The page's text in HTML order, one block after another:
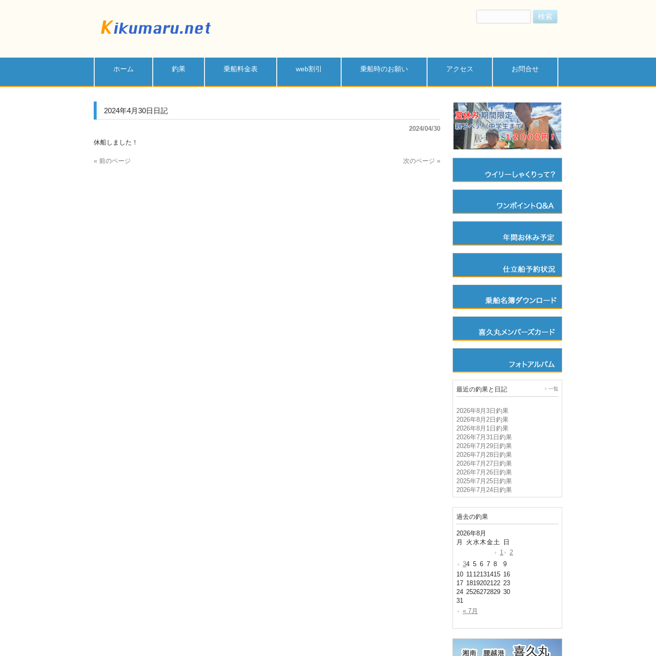
索:
ホーム 釣果 乗船料金表 web割引 乗船時のお願い アクセス お問合せ
2024年4月30日日記
2024/04/30
休船しました！
« 前のページ 次のページ »
最近の釣果と日記 一覧
2026年8月3日釣果
2026年8月2日釣果
2026年8月1日釣果
2026年7月31日釣果
2026年7月29日釣果
2026年7月28日釣果
2026年7月27日釣果
2026年7月26日釣果
2025年7月25日釣果
2026年7月24日釣果
過去の釣果
2026年8月
月
火 水木金土
日
1
2
34 5 6 7 8
9
10 1112131415 16
17 1819202122 23
24 2526272829 30
31
« 7月